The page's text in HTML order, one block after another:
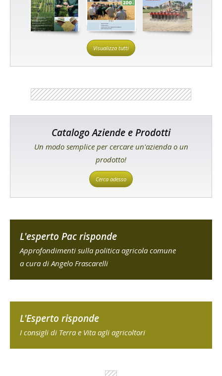
Visualizza tutti
Catalogo Aziende e Prodotti
Un modo semplice per cercare un'azienda o un
prodotto!
Cerca adesso
L'esperto Pac risponde
Approfondimenti sulla politica agricola comune
a cura di Angelo Frascarelli
L'Esperto risponde
I consigli di Terra e Vita agli agricoltori